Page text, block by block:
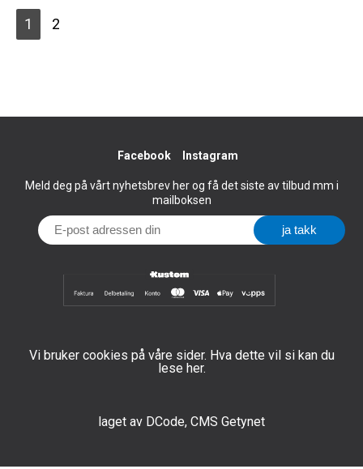
1 2
Facebook Instagram
Meld deg på vårt nyhetsbrev her og få det siste av tilbud mm i
mailboksen
Vi bruker cookies på våre sider. Hva dette vil si kan du
lese her.
laget av DCode, CMS Getynet